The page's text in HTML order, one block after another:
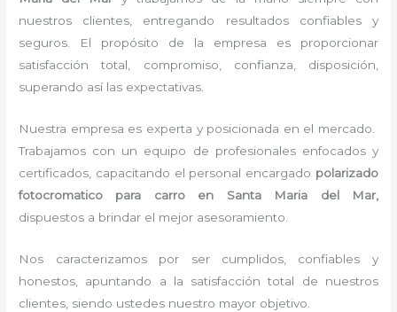
nuestros clientes, entregando resultados confiables y
seguros. El propósito de la empresa es proporcionar
satisfacción total, compromiso, confianza, disposición,
superando así las expectativas.
Nuestra empresa es experta y posicionada en el mercado.
Trabajamos con un equipo de profesionales enfocados y
certificados, capacitando el personal encargado polarizado
fotocromatico para carro
en Santa Maria del Mar,
dispuestos a brindar el mejor asesoramiento.
Nos caracterizamos por ser cumplidos, confiables y
honestos, apuntando a la satisfacción total de nuestros
clientes, siendo ustedes nuestro mayor objetivo.